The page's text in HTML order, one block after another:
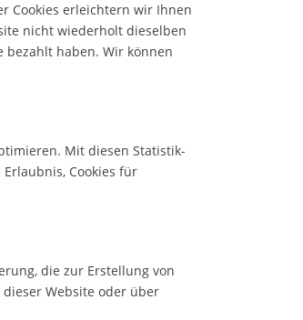
Cookies erleichtern wir Ihnen
nicht wiederholt dieselben
bezahlt haben. Wir können
Mit diesen Statistik-
Cookies für
die zur Erstellung von
Website oder über